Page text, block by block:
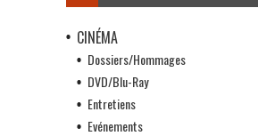
CINÉMA
Dossiers/Hommages
DVD/Blu-Ray
Entretiens
Evénements